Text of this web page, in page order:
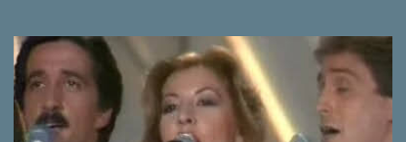
traves de las redes sociales. Nacido en Tolosa en 1951, durante su
epoca universitaria en la carrera de empresariales conoció al
estudiante de medicina Luis Villar, comenzando a actuar
juntos,Santos a la guitarra y Villar al piano, sin atreverse a dar el
salto al mercado profesional. Sin embargo esto cambió gracias a la